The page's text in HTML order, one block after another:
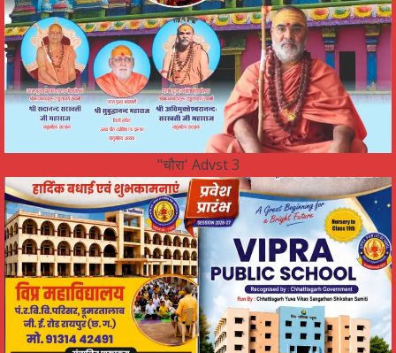
"चौरा' Advst 3